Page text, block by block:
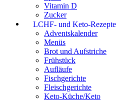
Vitamin D
Zucker
LCHF- und Keto-Rezepte
Adventskalender
Menüs
Brot und Aufstriche
Frühstück
Aufläufe
Fischgerichte
Fleischgerichte
Keto-Küche/Keto